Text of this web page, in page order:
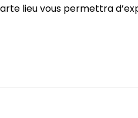
lieu vous permettra